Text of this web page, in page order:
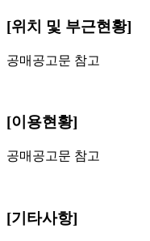
[위치 및 부근현황]
공매공고문 참고
[이용현황]
공매공고문 참고
[기타사항]